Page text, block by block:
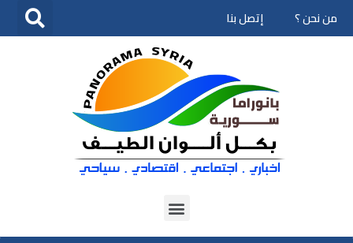
تخطى
من نحن ؟ إتصل بنا